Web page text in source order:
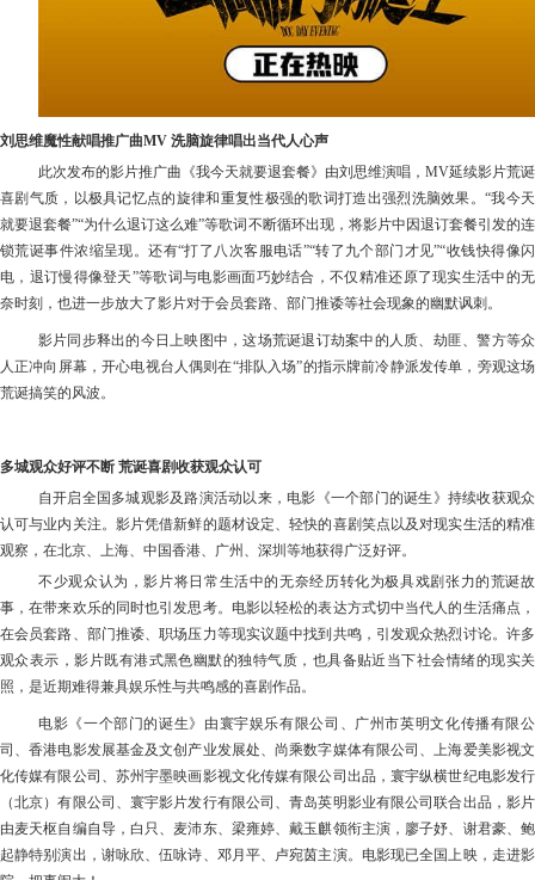
刘思维魔性献唱推广曲MV 洗脑旋律唱出当代人心声
此次发布的影片推广曲《我今天就要退套餐》由刘思维演唱， MV延续影片荒诞
喜剧气质，以极具记忆点的旋律和重复性极强的歌词打造出强烈洗脑效果。“我今天
就要退套餐”“为什么退订这么难”等歌词不断循环出现，将影片中因退订套餐引发的连
锁荒诞事件浓缩呈现。还有“打了八次客服电话”“转了九个部门才见”“收钱快得像闪
电，退订慢得像登天”等歌词与电影画面巧妙结合，不仅精准还原了现实生活中的无
奈时刻，也进一步放大了影片对于会员套路、部门推诿等社会现象的幽默讽刺。
影片同步释出的今日上映图中，这场荒诞退订劫案中的人质、劫匪、警方等众
人正冲向屏幕，开心电视台人偶则在“排队入场”的指示牌前冷静派发传单，旁观这场
荒诞搞笑的风波。
多城观众好评不断 荒诞喜剧收获观众认可
自开启全国多城观影及路演活动以来，电影《一个部门的诞生》持续收获观众
认可与业内关注。影片凭借新鲜的题材设定、轻快的喜剧笑点以及对现实生活的精准
观察，在北京、上海、中国香港、广州、深圳等地获得广泛好评。
不少观众认为，影片将日常生活中的无奈经历转化为极具戏剧张力的荒诞故
事，在带来欢乐的同时也引发思考。电影以轻松的表达方式切中当代人的生活痛点，
在会员套路、部门推诿、职场压力等现实议题中找到共鸣，引发观众热烈讨论。许多
观众表示，影片既有港式黑色幽默的独特气质，也具备贴近当下社会情绪的现实关
照，是近期难得兼具娱乐性与共鸣感的喜剧作品。
电影《一个部门的诞生》由寰宇娱乐有限公司、广州市英明文化传播有限公
司、香港电影发展基金及文创产业发展处、尚乘数字媒体有限公司、上海爱美影视文
化传媒有限公司、苏州宇墨映画影视文化传媒有限公司出品，寰宇纵横世纪电影发行
（北京）有限公司、寰宇影片发行有限公司、青岛英明影业有限公司联合出品，影片
由麦天枢自编自导，白只、麦沛东、梁雍婷、戴玉麒领衔主演，廖子妤、谢君豪、鲍
起静特别演出，谢咏欣、伍咏诗、邓月平、卢宛茵主演。电影现已全国上映，走进影